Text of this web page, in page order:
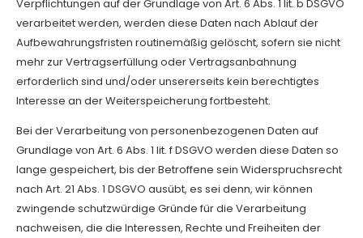
Verpflichtungen auf der Grundlage von Art. 6 Abs. 1 lit. b DSGVO
verarbeitet werden, werden diese Daten nach Ablauf der
Aufbewahrungsfristen routinemäßig gelöscht, sofern sie nicht
mehr zur Vertragserfüllung oder Vertragsanbahnung
erforderlich sind und/oder unsererseits kein berechtigtes
Interesse an der Weiterspeicherung fortbesteht.
Bei der Verarbeitung von personenbezogenen Daten auf
Grundlage von Art. 6 Abs. 1 lit. f DSGVO werden diese Daten so
lange gespeichert, bis der Betroffene sein Widerspruchsrecht
nach Art. 21 Abs. 1 DSGVO ausübt, es sei denn, wir können
zwingende schutzwürdige Gründe für die Verarbeitung
nachweisen, die die Interessen, Rechte und Freiheiten der